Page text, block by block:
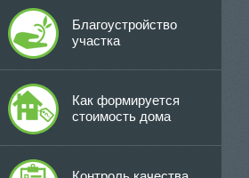
Благоустройство
участка
Как формируется
стоимость дома